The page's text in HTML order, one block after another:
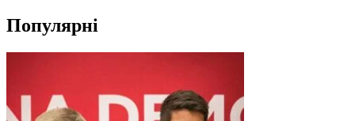
Популярні